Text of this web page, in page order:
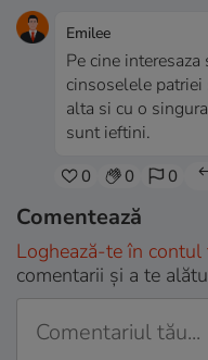
Emilee
Pe cine
cinsoselele
alta si cu o
sunt ieftini.
0 0 0
Comentează
Loghează-te în contul
comentarii și a te